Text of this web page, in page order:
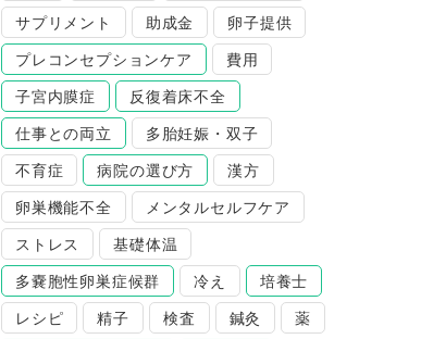
サプリメント 助成金 卵子提供
プレコンセプションケア 費用
子宮内膜症 反復着床不全
仕事との両立 多胎妊娠・双子
不育症 病院の選び方 漢方
卵巣機能不全 メンタルセルフケア
ストレス 基礎体温
多嚢胞性卵巣症候群 冷え 培養士
レシピ 精子 検査 鍼灸 薬